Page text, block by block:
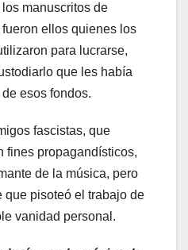
manuscritos de
ellos quienes los
para lucrarse,
que les había
esos fondos.
fascistas, que
fines propagandísticos,
de la música, pero
que pisoteó el trabajo de
vanidad personal.